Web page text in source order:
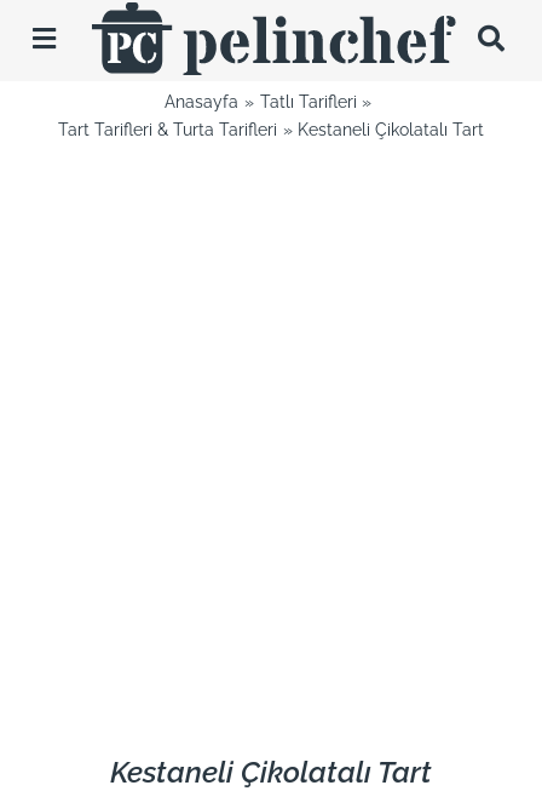
Toggle
Navigation
Anasayfa
Tatlı Tarifleri
Tart Tarifleri & Turta Tarifleri
Kestaneli Çikolatalı Tart
Kestaneli Çikolatalı Tart